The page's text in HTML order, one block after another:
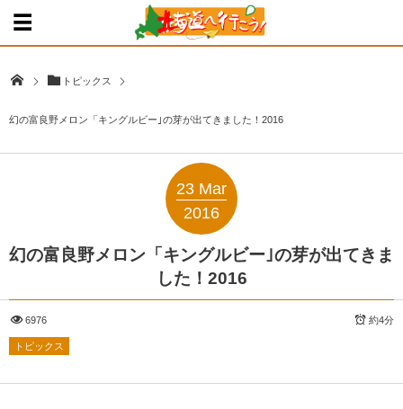
トピックス
幻の富良野メロン「キングルビー｣の芽が出てきました！2016
23 Mar
2016
幻の富良野メロン「キングルビー｣の芽が出てきま
した！2016
6976 約4分
トピックス